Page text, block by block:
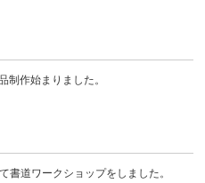
制作始まりました。
書道ワークショップをしました。